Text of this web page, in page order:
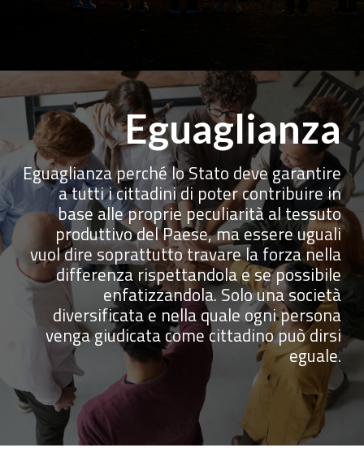
Eguaglianza
Eguaglianza perché lo Stato deve garantire
a tutti i cittadini di poter contribuire in
base alle proprie peculiarità al tessuto
produttivo del Paese, ma essere uguali
vuol dire soprattutto travare la forza nella
differenza rispettandola e se possibile
enfatizzandola. Solo una società
diversificata e nella quale ogni persona
venga giudicata come cittadino può dirsi
eguale.